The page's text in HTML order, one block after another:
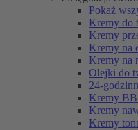
Pokaż
Kremy do
Kremy
Kremy na
Kremy na
Olejki do
24-
Kremy
Kremy
Kremy